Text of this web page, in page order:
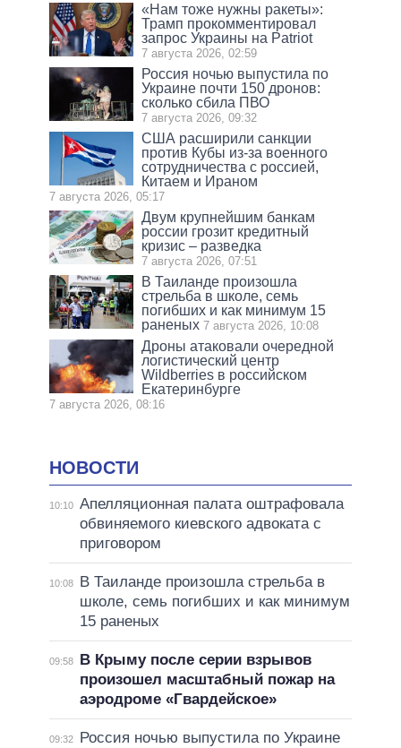
«Нам тоже нужны ракеты»:
Трамп прокомментировал
запрос Украины на Patriot
7 августа 2026, 02:59
Россия ночью выпустила по
Украине почти 150 дронов:
сколько сбила ПВО
7 августа 2026, 09:32
США расширили санкции
против Кубы из-за военного
сотрудничества с россией,
Китаем и Ираном
7 августа 2026, 05:17
Двум крупнейшим банкам
россии грозит кредитный
кризис – разведка
7 августа 2026, 07:51
В Таиланде произошла
стрельба в школе, семь
погибших и как минимум 15
раненых 7 августа 2026, 10:08
Дроны атаковали очередной
логистический центр
Wildberries в российском
Екатеринбурге
7 августа 2026, 08:16
НОВОСТИ
10:10 Апелляционная палата оштрафовала
обвиняемого киевского адвоката с
приговором
10:08
В Таиланде произошла стрельба в
школе, семь погибших и как минимум
15 раненых
09:58
В Крыму после серии взрывов
произошел масштабный пожар на
аэродроме «Гвардейское»
09:32
Россия ночью выпустила по Украине